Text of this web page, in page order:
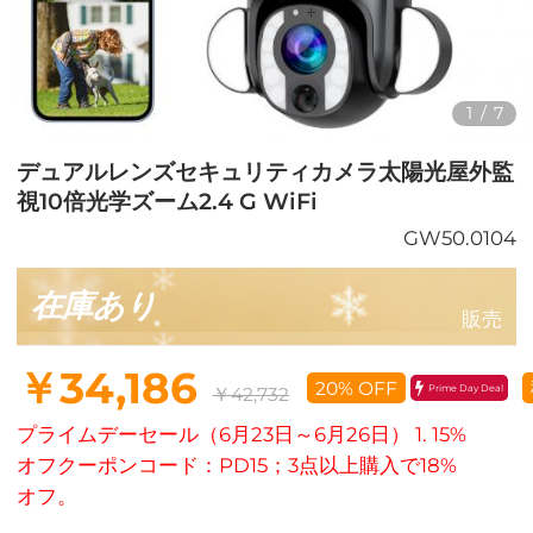
1 / 7
デュアルレンズセキュリティカメラ太陽光屋外監
視10倍光学ズーム2.4 G WiFi
GW50.0104
在庫あり 販売
￥34,186 ￥42,732 20% OFF Prime Day Deal
プライムデーセール（6月23日～6月26日） 1. 15%
オフクーポンコード：PD15；3点以上購入で18%
オフ。